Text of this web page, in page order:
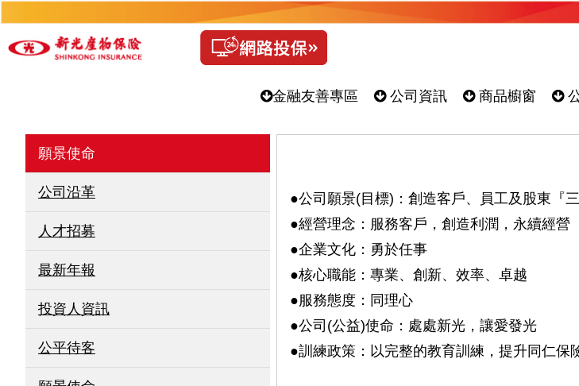
金融友善專區 公司資訊 商品櫥窗
願景使命
公司沿革
人才招募
最新年報
投資人資訊
公平待客
●公司願景(目標)：創造客戶、員工及股東『
●經營理念：服務客戶，創造利潤，永續經營
●企業文化：勇於任事
●核心職能：專業、創新、效率、卓越
●服務態度：同理心
●公司(公益)使命：處處新光，讓愛發光
●訓練政策：以完整的教育訓練，提升同仁保